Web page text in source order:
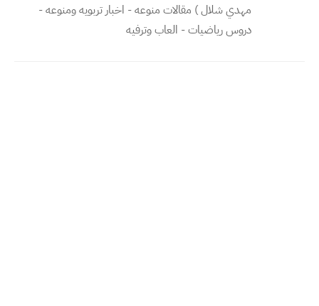
مهدي شلال ) مقالات منوعه - اخبار تربويه ومنوعه -
دروس رياضيات - العاب وترفيه